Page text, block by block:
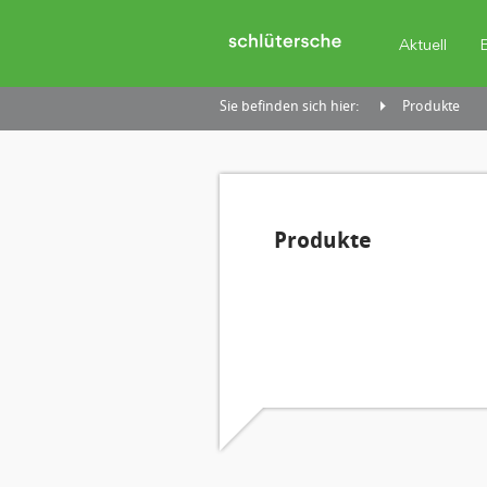
Aktuell
Sie befinden sich hier: Produkte
Produkte